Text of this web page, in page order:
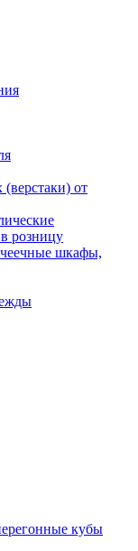
от
розницу
шкафы,
кубы